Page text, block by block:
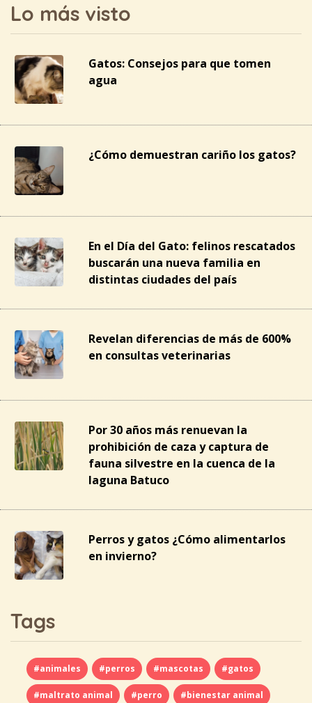
Lo más visto
Gatos: Consejos para que tomen
agua
¿Cómo demuestran cariño los gatos?
En el Día del Gato: felinos rescatados
buscarán una nueva familia en
distintas ciudades del país
Revelan diferencias de más de 600%
en consultas veterinarias
Por 30 años más renuevan la
prohibición de caza y captura de
fauna silvestre en la cuenca de la
laguna Batuco
Perros y gatos ¿Cómo alimentarlos
en invierno?
Tags
#animales #perros #mascotas #gatos
#maltrato animal #perro #bienestar animal